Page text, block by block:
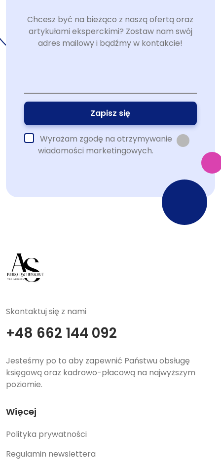
Chcesz być na bieżąco z naszą ofertą oraz
artykułami eksperckimi? Zostaw nam swój
adres mailowy i bądźmy w kontakcie!
Wyrażam zgodę na otrzymywanie
wiadomości marketingowych.
Skontaktuj się z nami
+48 662 144 092
Jesteśmy po to aby zapewnić Państwu obsługę
księgową oraz kadrowo-płacową na najwyższym
poziomie.
Więcej
Polityka prywatności
Regulamin newslettera